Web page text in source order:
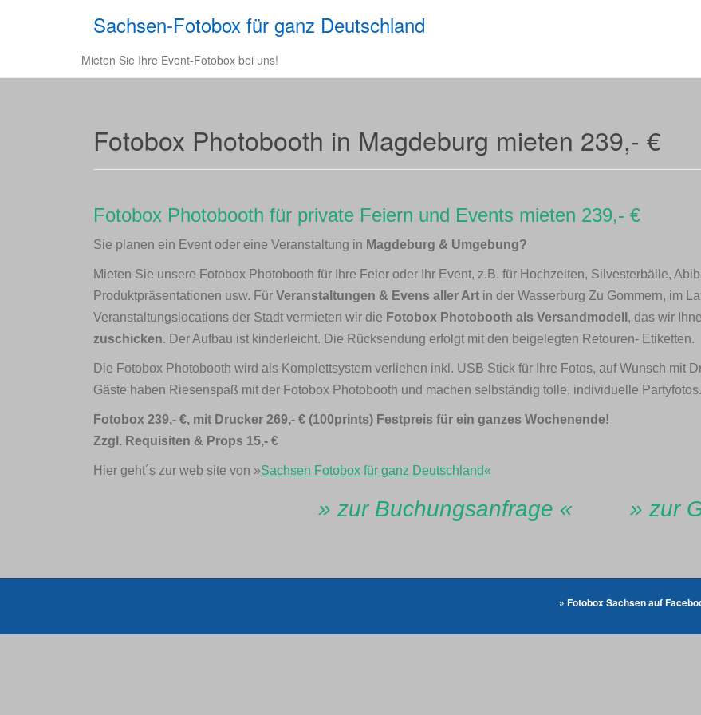
Sachsen-Fotobox für ganz Deutschland
Mieten Sie Ihre Event-Fotobox bei uns!
Fotobox Photobooth in Magdeburg mieten 239,- €
Fotobox Photobooth für private Feiern und Events mieten 239,- €
Sie planen ein Event oder eine Veranstaltung in Magdeburg & Umgebung?
Mieten Sie unsere Fotobox Photobooth für Ihre Feier oder Ihr Event, z.B. für Hochzeiten, Silvesterbälle,
Produktpräsentationen usw. Für Veranstaltungen & Evens aller Art in der Wasserburg Zu Gommern, im
Veranstaltungslocations der Stadt vermieten wir die Fotobox Photobooth als Versandmodell , das wir
zuschicken. Der Aufbau ist kinderleicht. Die Rücksendung erfolgt mit den beigelegten Retouren- Etiketten.
Die Fotobox Photobooth wird als Komplettsystem verliehen inkl. USB Stick für Ihre Fotos, auf Wunsch mit
Gäste haben Riesenspaß mit der Fotobox Photobooth und machen selbständig tolle, individuelle Partyfotos.
Fotobox 239,- €, mit Drucker 269,- € (100prints) Festpreis für ein ganzes Wochenende!
Zzgl. Requisiten & Props 15,- €
Hier geht´s zur web site von »Sachsen Fotobox für ganz Deutschland«
» zur Buchungsanfrage « » zur
» Fotobox Sachsen auf